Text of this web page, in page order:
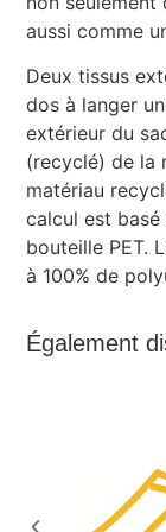
aussi comme
Deux tissus
dos à langer
extérieur du
(recyclé) de la
matériau
calcul est basé
bouteille PET.
à 100% de
Également